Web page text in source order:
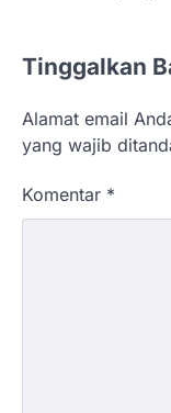
Tinggalkan
Alamat email
yang wajib
Komentar *